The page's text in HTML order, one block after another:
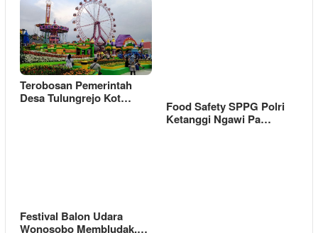
Terobosan Pemerintah
Desa Tulungrejo Kot…
Food Safety SPPG Polri
Ketanggi Ngawi Pa…
Festival Balon Udara
Wonosobo Membludak,…